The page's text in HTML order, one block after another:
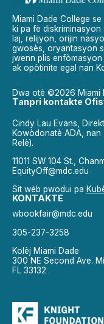
Miami Dade College
ki pa fè
laj, relijyon, orijin
gwosès, oryantasyon
jwenn plis
ak opòtinite egal nan
Dwa otè ©2026 Miami
Tanpri kontakte
Cindy Lau Evans,
Kowòdonatè ADA, nan
Relè).
11011 SW 104 St.,
EquityOff@mdc.edu
Sit wèb pwodui pa
KONTAKTE
wbookfair@mdc.edu
305-237-3258
Kolèj Miami Dade
300 NE Second Ave.
FL 33132